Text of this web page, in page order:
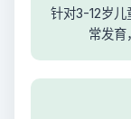
针对3-12岁儿
常发育，